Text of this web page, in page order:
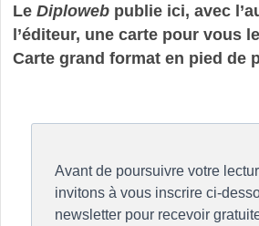
Le Diplowebpublie ici, avec
l’éditeur, une carte pour vous
Carte grand format en pied de